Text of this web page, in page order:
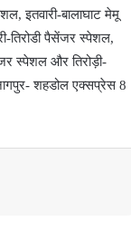
इतवारी-बालाघाट मेमू
तिरोडी पैसेंजर स्पेशल,
स्पेशल और तिरोड़ी-
शहडोल एक्सप्रेस 8